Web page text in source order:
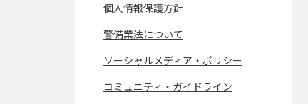
個人情報保護方針
警備業法について
ソーシャルメディア・ポリシー
コミュニティ・ガイドライン